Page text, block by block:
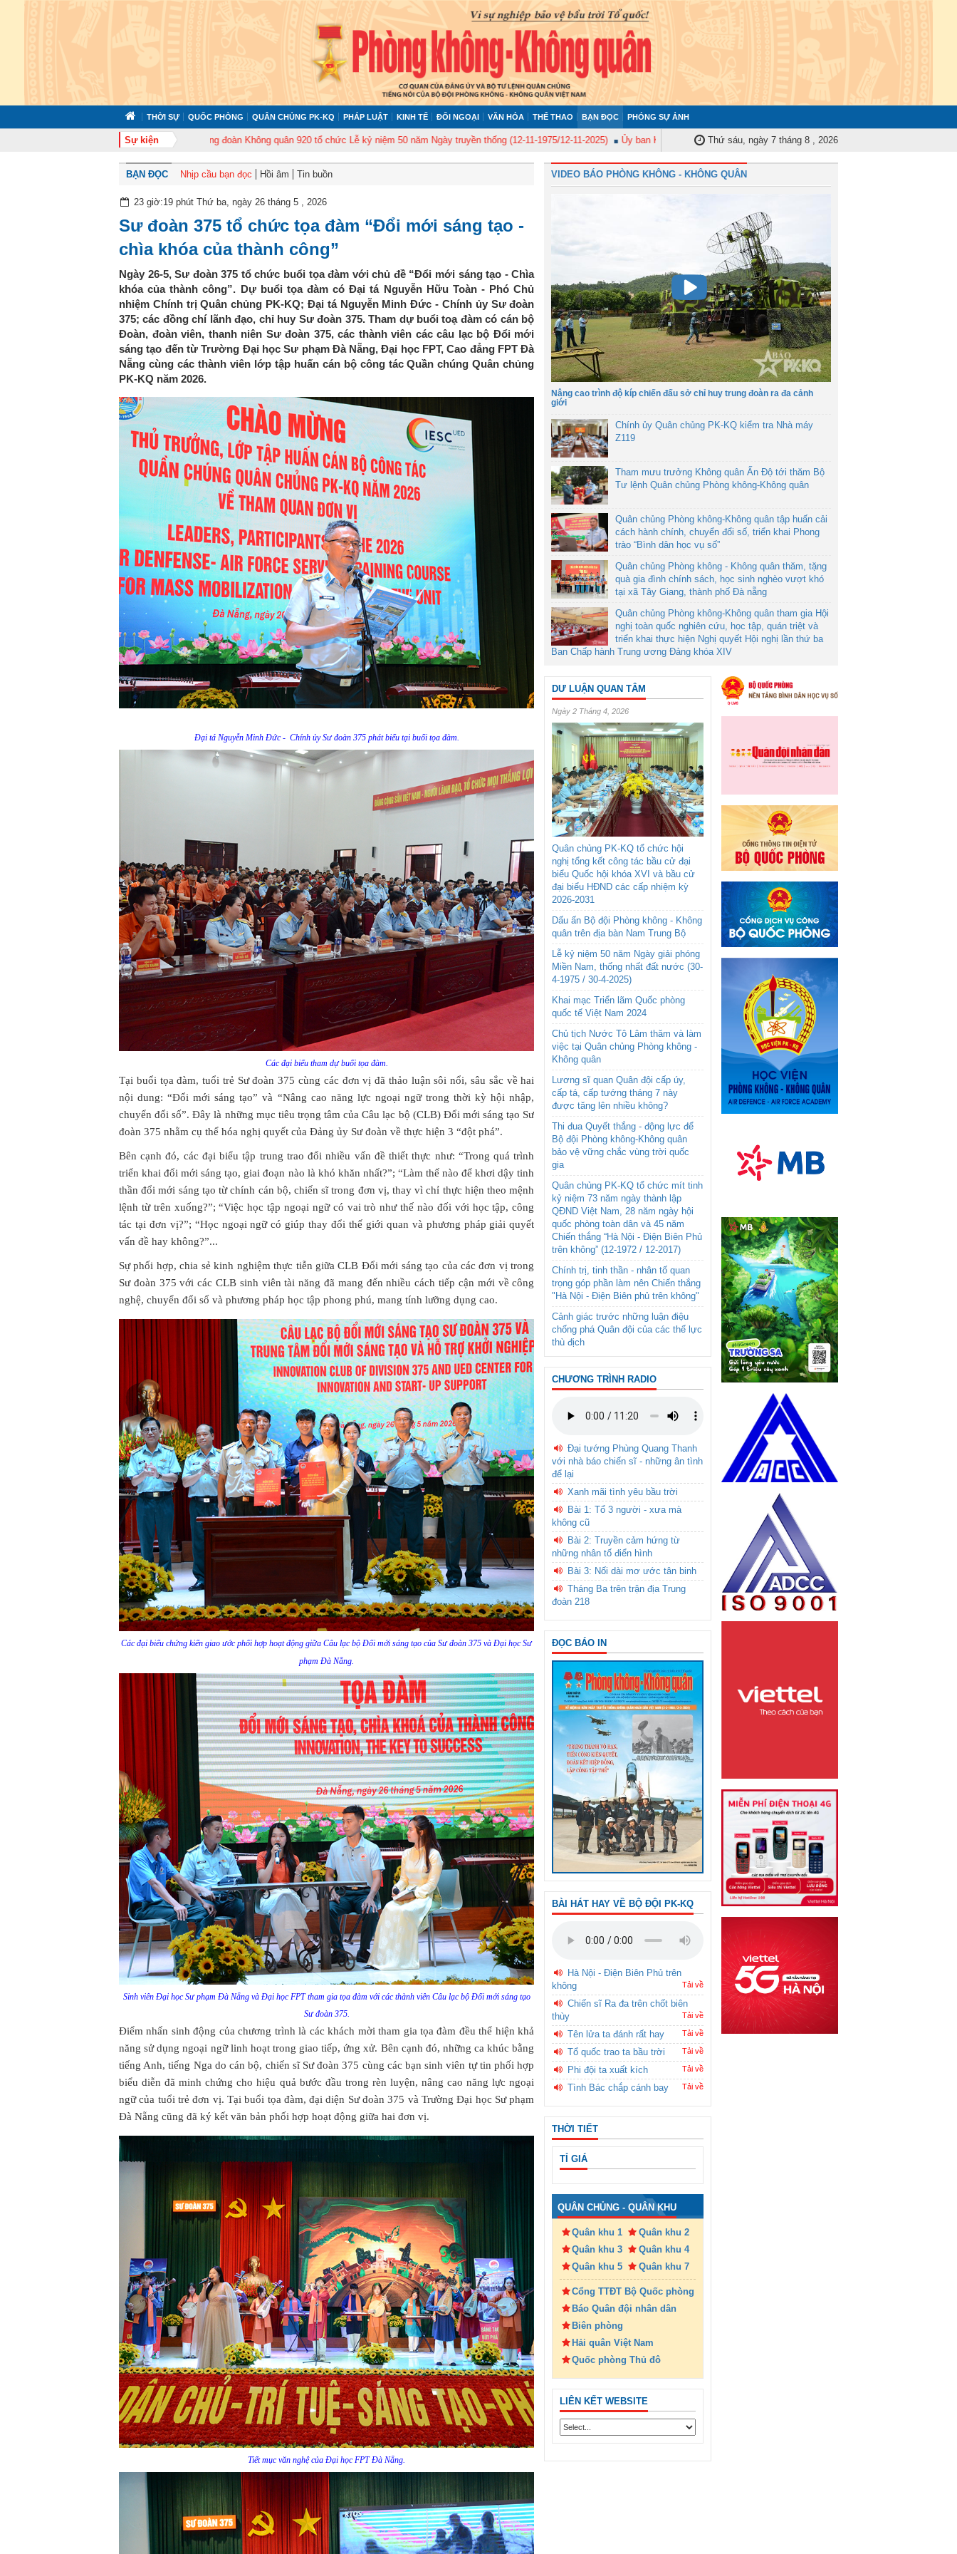
THỜI SỰ QUỐC PHÒNG QUÂN CHỦNG PK-KQ PHÁP LUẬT KINH TẾ ĐỐI NGOẠI VĂN HÓA THỂ THAO BẠN ĐỌC PHÓNG SỰ ẢNH
Sự kiện
tập huấn cán bộ năm 2026 Trung đoàn Không quân 920 tổ chức Lễ kỷ niệm 50 năm Ngày truyền thống (12-11-1975/12-11-2025) Ủy ban Kiểm tra Quân ủy Trung ương tập huấn nghiệp vụ công tác kiểm tra, giám sát năm
Thứ sáu, ngày 7 tháng 8 , 2026
BẠN ĐỌC Nhịp cầu bạn đọc Hồi âm Tin buồn
23 giờ:19 phút Thứ ba, ngày 26 tháng 5 , 2026
Sư đoàn 375 tổ chức tọa đàm “Đổi mới sáng tạo -
chìa khóa của thành công”
Ngày 26-5, Sư đoàn 375 tổ chức buổi tọa đàm với chủ đề “Đổi mới sáng tạo - Chìa
khóa của thành công”. Dự buổi tọa đàm có Đại tá Nguyễn Hữu Toàn - Phó Chủ
nhiệm Chính trị Quân chủng PK-KQ; Đại tá Nguyễn Minh Đức - Chính ủy Sư đoàn
375; các đồng chí lãnh đạo, chỉ huy Sư đoàn 375. Tham dự buổi toạ đàm có cán bộ
Đoàn, đoàn viên, thanh niên Sư đoàn 375, các thành viên các câu lạc bộ Đổi mới
sáng tạo đến từ Trường Đại học Sư phạm Đà Nẵng, Đại học FPT, Cao đẳng FPT Đà
Nẵng cùng các thành viên lớp tập huấn cán bộ công tác Quần chúng Quân chủng
PK-KQ năm 2026.
Đại tá Nguyễn Minh Đức - Chính ủy Sư đoàn 375 phát biểu tại buổi tọa đàm.
Các đại biểu tham dự buổi tọa đàm.
Tại buổi tọa đàm, tuổi trẻ Sư đoàn 375 cùng các đơn vị đã thảo luận sôi nổi, sâu sắc về hai
nội dung: “Đổi mới sáng tạo” và “Nâng cao năng lực ngoại ngữ trong thời kỳ hội nhập,
chuyển đổi số”. Đây là những mục tiêu trọng tâm của Câu lạc bộ (CLB) Đổi mới sáng tạo Sư
đoàn 375 nhằm cụ thể hóa nghị quyết của Đảng ủy Sư đoàn về thực hiện 3 “đột phá”.
Bên cạnh đó, các đại biểu tập trung trao đổi nhiều vấn đề thiết thực như: “Trong quá trình
triển khai đổi mới sáng tạo, giai đoạn nào là khó khăn nhất?”; “Làm thế nào để khơi dậy tinh
thần đổi mới sáng tạo từ chính cán bộ, chiến sĩ trong đơn vị, thay vì chỉ thực hiện theo mệnh
lệnh từ trên xuống?”; “Việc học tập ngoại ngữ có vai trò như thế nào đối với học tập, công
tác tại đơn vị?”; “Học ngoại ngữ có giúp thay đổi thế giới quan và phương pháp giải quyết
vấn đề hay không?”...
Sự phối hợp, chia sẻ kinh nghiệm thực tiễn giữa CLB Đổi mới sáng tạo của các đơn vị trong
Sư đoàn 375 với các CLB sinh viên tài năng đã mang đến nhiều cách tiếp cận mới về công
nghệ, chuyển đổi số và phương pháp học tập phong phú, mang tính lưỡng dụng cao.
Các đại biểu chứng kiến giao ước phối hợp hoạt động giữa Câu lạc bộ Đổi mới sáng tạo của Sư đoàn 375 và Đại học Sư
phạm Đà Nẵng.
Sinh viên Đại học Sư phạm Đà Nẵng và Đại học FPT tham gia tọa đàm với các thành viên Câu lạc bộ Đổi mới sáng tạo
Sư đoàn 375.
Điểm nhấn sinh động của chương trình là các khách mời tham gia tọa đàm đều thể hiện khả
năng sử dụng ngoại ngữ linh hoạt trong giao tiếp, ứng xử. Bên cạnh đó, những ca khúc bằng
tiếng Anh, tiếng Nga do cán bộ, chiến sĩ Sư đoàn 375 cùng các bạn sinh viên tự tin phối hợp
biểu diễn đã minh chứng cho hiệu quả bước đầu trong rèn luyện, nâng cao năng lực ngoại
ngữ của tuổi trẻ đơn vị. Tại buổi tọa đàm, đại diện Sư đoàn 375 và Trường Đại học Sư phạm
Đà Nẵng cũng đã ký kết văn bản phối hợp hoạt động giữa hai đơn vị.
Tiết mục văn nghệ của Đại học FPT Đà Nẵng.
VIDEO BÁO PHÒNG KHÔNG - KHÔNG QUÂN
Nâng cao trình độ kíp chiến đấu sở chỉ huy trung đoàn ra đa cảnh
giới
Chính ủy Quân chủng PK-KQ kiểm tra Nhà máy
Z119
Tham mưu trưởng Không quân Ấn Độ tới thăm Bộ
Tư lệnh Quân chủng Phòng không-Không quân
Quân chủng Phòng không-Không quân tập huấn cải
cách hành chính, chuyển đổi số, triển khai Phong
trào “Bình dân học vụ số”
Quân chủng Phòng không - Không quân thăm, tặng
quà gia đình chính sách, học sinh nghèo vượt khó
tại xã Tây Giang, thành phố Đà nẵng
Quân chủng Phòng không-Không quân tham gia Hội
nghị toàn quốc nghiên cứu, học tập, quán triệt và
triển khai thực hiện Nghị quyết Hội nghị lần thứ ba
Ban Chấp hành Trung ương Đảng khóa XIV
DƯ LUẬN QUAN TÂM
Ngày 2 Tháng 4, 2026
Quân chủng PK-KQ tổ chức hội
nghị tổng kết công tác bầu cử đại
biểu Quốc hội khóa XVI và bầu cử
đại biểu HĐND các cấp nhiệm kỳ
2026-2031
Dấu ấn Bộ đội Phòng không - Không
quân trên địa bàn Nam Trung Bộ
Lễ kỷ niệm 50 năm Ngày giải phóng
Miền Nam, thống nhất đất nước (30-
4-1975 / 30-4-2025)
Khai mạc Triển lãm Quốc phòng
quốc tế Việt Nam 2024
Chủ tịch Nước Tô Lâm thăm và làm
việc tại Quân chủng Phòng không -
Không quân
Lương sĩ quan Quân đội cấp úy,
cấp tá, cấp tướng tháng 7 này
được tăng lên nhiều không?
Thi đua Quyết thắng - động lực để
Bộ đội Phòng không-Không quân
bảo vệ vững chắc vùng trời quốc
gia
Quân chủng PK-KQ tổ chức mít tinh
kỷ niệm 73 năm ngày thành lập
QĐND Việt Nam, 28 năm ngày hội
quốc phòng toàn dân và 45 năm
Chiến thắng “Hà Nội - Điện Biên Phủ
trên không” (12-1972 / 12-2017)
Chính trị, tinh thần - nhân tố quan
trọng góp phần làm nên Chiến thắng
"Hà Nội - Điện Biên phủ trên không"
Cảnh giác trước những luận điệu
chống phá Quân đội của các thế lực
thù địch
CHƯƠNG TRÌNH RADIO
Đại tướng Phùng Quang Thanh
với nhà báo chiến sĩ - những ân tình
để lại
Xanh mãi tình yêu bầu trời
Bài 1: Tổ 3 người - xưa mà
không cũ
Bài 2: Truyền cảm hứng từ
những nhân tố điển hình
Bài 3: Nối dài mơ ước tân binh
Tháng Ba trên trận địa Trung
đoàn 218
ĐỌC BÁO IN
BÀI HÁT HAY VỀ BỘ ĐỘI PK-KQ
Hà Nội - Điện Biên Phủ trên
không
Tải về
Chiến sĩ Ra đa trên chốt biên
thùy
Tải về
Tên lửa ta đánh rất hay Tải về
Tổ quốc trao ta bầu trời Tải về
Phi đội ta xuất kích Tải về
Tình Bác chắp cánh bay Tải về
THỜI TIẾT
TỈ GIÁ
QUÂN CHỦNG - QUÂN KHU
Quân khu 1
Quân khu 2
Quân khu 3
Quân khu 4
Quân khu 5
Quân khu 7
Cổng TTĐT Bộ Quốc phòng
Báo Quân đội nhân dân
Biên phòng
Hải quân Việt Nam
Quốc phòng Thủ đô
LIÊN KẾT WEBSITE